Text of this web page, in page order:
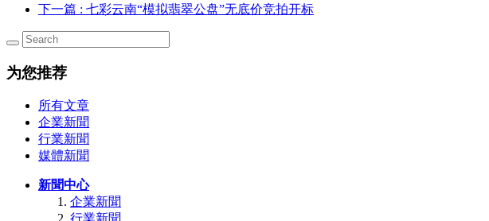
下一篇 : 七彩云南“模拟翡翠公盘”无底价竞拍开标
为您推荐
所有文章
企業新聞
行業新聞
媒體新聞
新聞中心
企業新聞